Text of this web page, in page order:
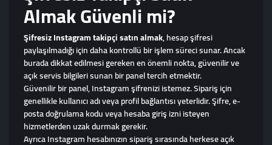
Almak Güvenli mi?
Şifresiz Instagram takipçi satın almak, hesap şifresi
paylaşılmadığı için daha kontrollü bir işlem süreci sunar. Ancak
burada dikkat edilmesi gereken en önemli nokta, güvenilir ve
açık servis bilgileri sunan bir panel tercih etmektir.
Güvenilir bir panel, Instagram şifrenizi istemez. Sipariş için
genellikle kullanıcı adı veya profil bağlantısı yeterlidir. Şifre, e-
posta doğrulama kodu veya hesaba giriş izni isteyen
hizmetlerden uzak durmak gerekir.
Ayrıca Instagram hesabınızın sipariş sırasında herkese açık